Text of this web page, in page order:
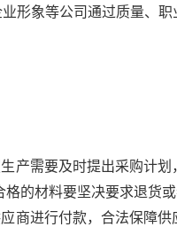
形象等公司通过质量、
产需要及时提出采购计
的材料要坚决要求退货或
商进行付款，合法保障